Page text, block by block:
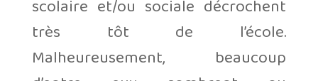
scolaire et/ou sociale décrochent
très tôt de l’école.
Malheureusement, beaucoup